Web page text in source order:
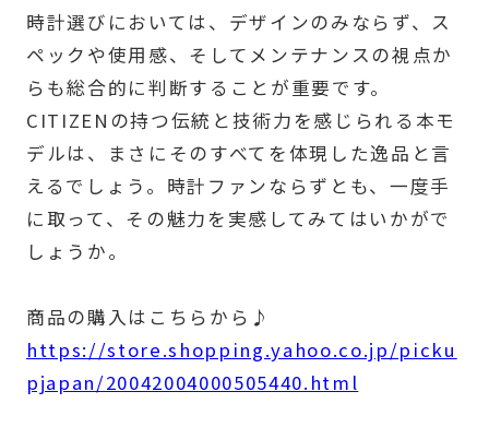
時計選びにおいては、デザインのみならず、ス
ペックや使用感、そしてメンテナンスの視点か
らも総合的に判断することが重要です。
CITIZENの持つ伝統と技術力を感じられる本モ
デルは、まさにそのすべてを体現した逸品と言
えるでしょう。時計ファンならずとも、一度手
に取って、その魅力を実感してみてはいかがで
しょうか。
商品の購入はこちらから♪
https://store.shopping.yahoo.co.jp/picku
pjapan/20042004000505440.html